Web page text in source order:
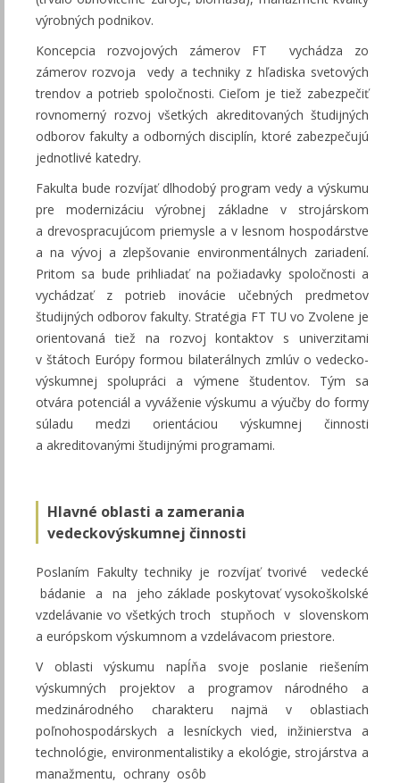
výrobných podnikov.
Koncepcia rozvojových zámerov FT vychádza zo
zámerov rozvoja vedy a techniky z hľadiska svetových
trendov a potrieb spoločnosti. Cieľom je tiež zabezpečiť
rovnomerný rozvoj všetkých akreditovaných študijných
odborov fakulty a odborných disciplín, ktoré zabezpečujú
jednotlivé katedry.
Fakulta bude rozvíjať dlhodobý program vedy a výskumu
pre modernizáciu výrobnej základne v strojárskom
a drevospracujúcom priemysle a v lesnom hospodárstve
a na vývoj a zlepšovanie environmentálnych zariadení.
Pritom sa bude prihliadať na požiadavky spoločnosti a
vychádzať z potrieb inovácie učebných predmetov
študijných odborov fakulty. Stratégia FT TU vo Zvolene je
orientovaná tiež na rozvoj kontaktov s univerzitami
v štátoch Európy formou bilaterálnych zmlúv o vedecko-
výskumnej spolupráci a výmene študentov. Tým sa
otvára potenciál a vyváženie výskumu a výučby do formy
súladu medzi orientáciou výskumnej činnosti
a akreditovanými študijnými programami.
Hlavné oblasti a zamerania
vedeckovýskumnej činnosti
Poslaním Fakulty techniky je rozvíjať tvorivé vedecké
bádanie a na jeho základe poskytovať vysokoškolské
vzdelávanie vo všetkých troch stupňoch v slovenskom
a európskom výskumnom a vzdelávacom priestore.
V oblasti výskumu napĺňa svoje poslanie riešením
výskumných projektov a programov národného a
medzinárodného charakteru najmä v oblastiach
poľnohospodárskych a lesníckych vied, inžinierstva a
technológie, environmentalistiky a ekológie, strojárstva a
manažmentu, ochrany osôb